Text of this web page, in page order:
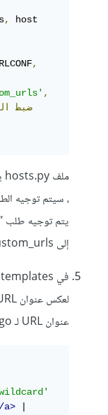
, host
,
,
ضبط
إلى path.to.custom_urls .
عنوان URL لـ Django:
a>